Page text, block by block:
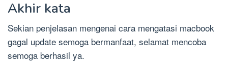
Akhir kata
Sekian penjelasan mengenai cara mengatasi macbook
gagal update semoga bermanfaat, selamat mencoba
semoga berhasil ya.